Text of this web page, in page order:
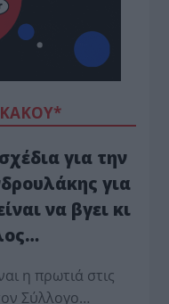
για την
για
να βγει κι
η πρωτιά στις
Σύλλογο…